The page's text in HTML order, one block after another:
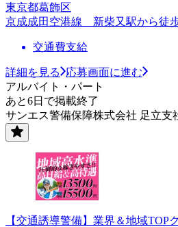
東京都葛飾区
京成成田空港線 新柴又駅から徒
交通費支給
詳細を見る
応募画面に進む
アルバイト・パート
あと6日で掲載終了
サンエス警備保障株式会社 足立支
【交通誘導警備】業界＆地域TOP